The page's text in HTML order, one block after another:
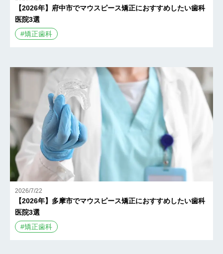
【2026年】府中市でマウスピース矯正におすすめしたい歯科
医院3選
#矯正歯科
2026/7/22
【2026年】多摩市でマウスピース矯正におすすめしたい歯科
医院3選
#矯正歯科